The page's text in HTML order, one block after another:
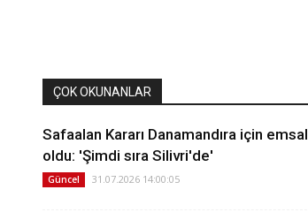
ÇOK OKUNANLAR
Safaalan Kararı Danamandıra için emsal
oldu: 'Şimdi sıra Silivri'de'
Güncel 31.07.2026 14:00:05